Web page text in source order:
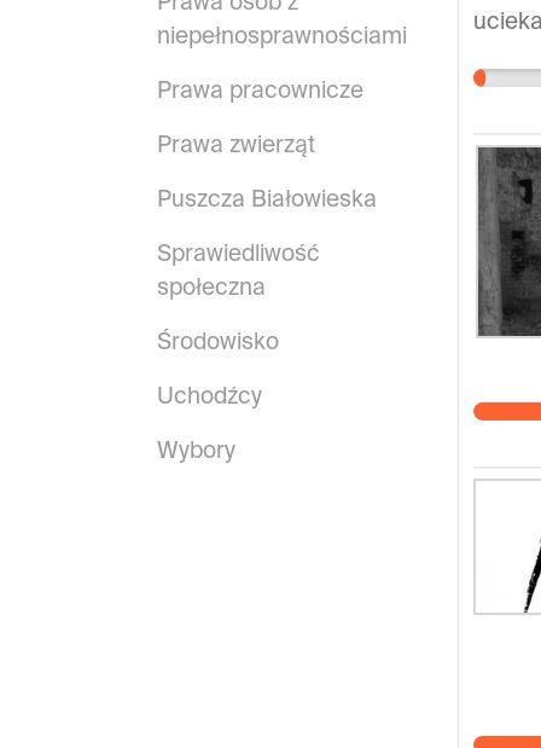
niepełnosprawnościami
Prawa pracownicze
Prawa zwierząt
Puszcza Białowieska
Sprawiedliwość
społeczna
Środowisko
Uchodźcy
Wybory
jedną
jest